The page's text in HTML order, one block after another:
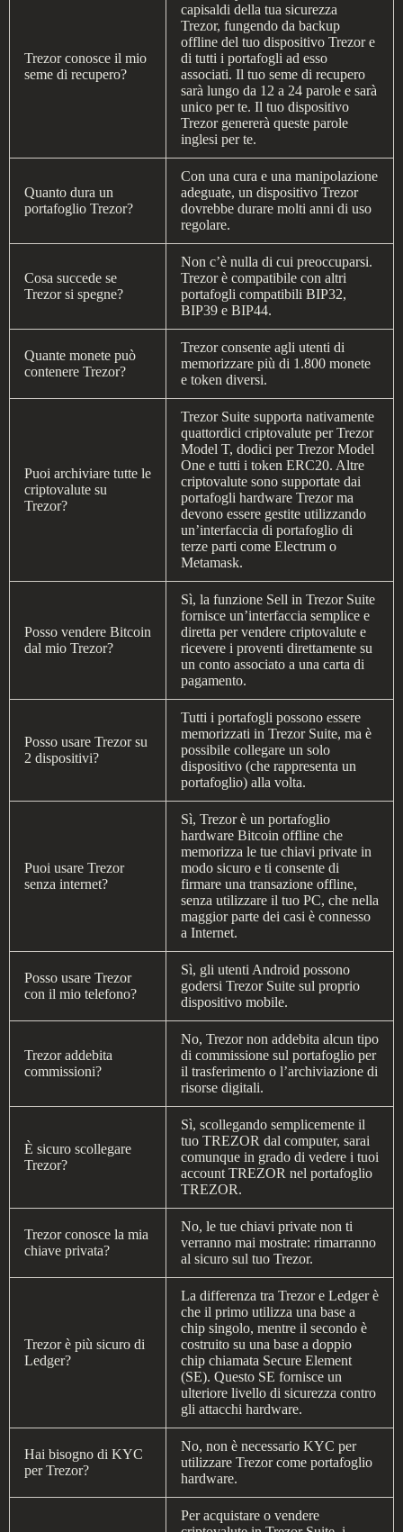
Trezor conosce il mio
seme di recupero?
capisaldi della tua sicurezza
Trezor, fungendo da backup
offline del tuo dispositivo Trezor e
di tutti i portafogli ad esso
associati. Il tuo seme di recupero
sarà lungo da 12 a 24 parole e sarà
unico per te. Il tuo dispositivo
Trezor genererà queste parole
inglesi per te.
Quanto dura un
portafoglio Trezor?
Con una cura e una manipolazione
adeguate, un dispositivo Trezor
dovrebbe durare molti anni di uso
regolare.
Cosa succede se
Trezor si spegne?
Non c’è nulla di cui preoccuparsi.
Trezor è compatibile con altri
portafogli compatibili BIP32,
BIP39 e BIP44.
Quante monete può
contenere Trezor?
Trezor consente agli utenti di
memorizzare più di 1.800 monete
e token diversi.
Puoi archiviare tutte le
criptovalute su
Trezor?
Trezor Suite supporta nativamente
quattordici criptovalute per Trezor
Model T, dodici per Trezor Model
One e tutti i token ERC20. Altre
criptovalute sono supportate dai
portafogli hardware Trezor ma
devono essere gestite utilizzando
un’interfaccia di portafoglio di
terze parti come Electrum o
Metamask.
Posso vendere Bitcoin
dal mio Trezor?
Sì, la funzione Sell in Trezor Suite
fornisce un’interfaccia semplice e
diretta per vendere criptovalute e
ricevere i proventi direttamente su
un conto associato a una carta di
pagamento.
Posso usare Trezor su
2 dispositivi?
Tutti i portafogli possono essere
memorizzati in Trezor Suite, ma è
possibile collegare un solo
dispositivo (che rappresenta un
portafoglio) alla volta.
Puoi usare Trezor
senza internet?
Sì, Trezor è un portafoglio
hardware Bitcoin offline che
memorizza le tue chiavi private in
modo sicuro e ti consente di
firmare una transazione offline,
senza utilizzare il tuo PC, che nella
maggior parte dei casi è connesso
a Internet.
Posso usare Trezor
con il mio telefono?
Sì, gli utenti Android possono
godersi Trezor Suite sul proprio
dispositivo mobile.
Trezor addebita
commissioni?
No, Trezor non addebita alcun tipo
di commissione sul portafoglio per
il trasferimento o l’archiviazione di
risorse digitali.
È sicuro scollegare
Trezor?
Sì, scollegando semplicemente il
tuo TREZOR dal computer, sarai
comunque in grado di vedere i tuoi
account TREZOR nel portafoglio
TREZOR.
Trezor conosce la mia
chiave privata?
No, le tue chiavi private non ti
verranno mai mostrate: rimarranno
al sicuro sul tuo Trezor.
Trezor è più sicuro di
Ledger?
La differenza tra Trezor e Ledger è
che il primo utilizza una base a
chip singolo, mentre il secondo è
costruito su una base a doppio
chip chiamata Secure Element
(SE). Questo SE fornisce un
ulteriore livello di sicurezza contro
gli attacchi hardware.
Hai bisogno di KYC
per Trezor?
No, non è necessario KYC per
utilizzare Trezor come portafoglio
hardware.
Per acquistare o vendere